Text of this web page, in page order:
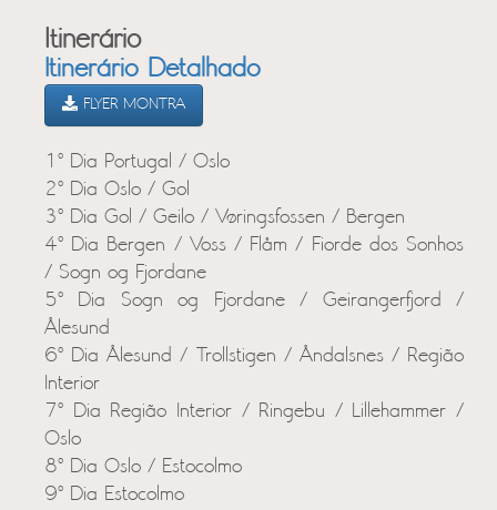
Itinerário
Itinerário Detalhado
FLYER MONTRA
1º Dia Portugal / Oslo
2º Dia Oslo / Gol
3º Dia Gol / Geilo / Vøringsfossen / Bergen
4º Dia Bergen / Voss / Flåm / Fiorde dos Sonhos
/ Sogn og Fjordane
5º Dia Sogn og Fjordane / Geirangerfjord /
Ålesund
6º Dia Ålesund / Trollstigen / Åndalsnes / Região
Interior
7º Dia Região Interior / Ringebu / Lillehammer /
Oslo
8º Dia Oslo / Estocolmo
9º Dia Estocolmo